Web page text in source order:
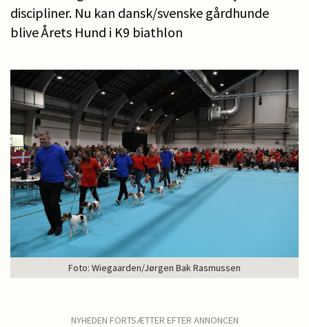
discipliner. Nu kan dansk/svenske gårdhunde
blive Årets Hund i K9 biathlon
Foto: Wiegaarden/Jørgen Bak Rasmussen
NYHEDEN FORTSÆTTER EFTER ANNONCEN